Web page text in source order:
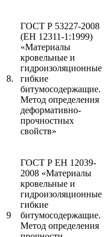
8.
ГОСТ Р 53227-2008
(ЕН 12311-1:1999)
«Материалы
кровельные и
гидроизоляционные
гибкие
битумосодержащие.
Метод определения
деформативно-
прочностных
свойств»
9
ГОСТ Р ЕН 12039-
2008 «Материалы
кровельные и
гидроизоляционные
гибкие
битумосодержащие.
Метод определения